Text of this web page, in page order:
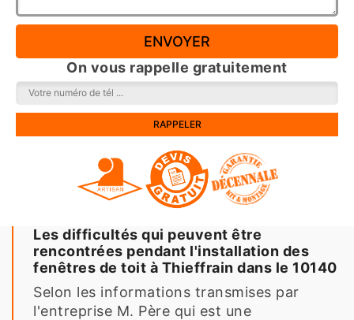
On vous rappelle gratuitement
Les difficultés qui peuvent être
rencontrées pendant l'installation des
fenêtres de toit à Thieffrain dans le 10140
Selon les informations transmises par
l'entreprise M. Père qui est une